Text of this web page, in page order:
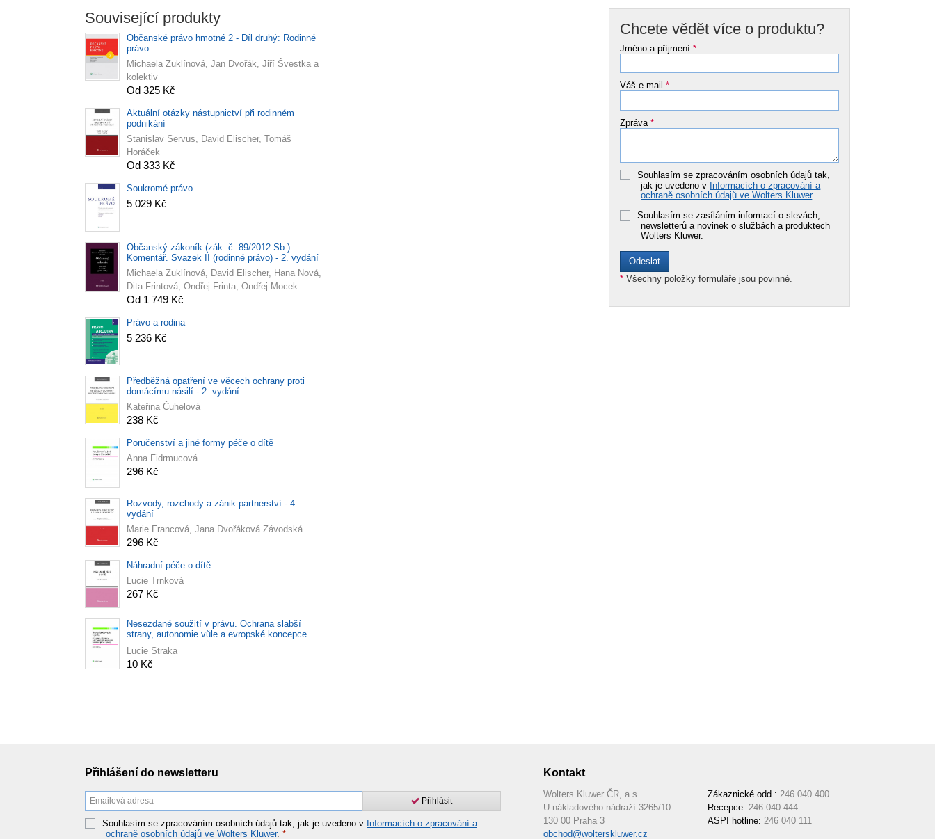
Související produkty
Občanské právo hmotné 2 - Díl druhý: Rodinné
právo.
Michaela Zuklínová, Jan Dvořák, Jiří Švestka a
kolektiv
Od 325 Kč
Aktuální otázky nástupnictví při rodinném
podnikání
Stanislav Servus, David Elischer, Tomáš
Horáček
Od 333 Kč
Soukromé právo
5 029 Kč
Občanský zákoník (zák. č. 89/2012 Sb.).
Komentář. Svazek II (rodinné právo) - 2. vydání
Michaela Zuklínová, David Elischer, Hana Nová,
Dita Frintová, Ondřej Frinta, Ondřej Mocek
Od 1 749 Kč
Právo a rodina
5 236 Kč
Předběžná opatření ve věcech ochrany proti
domácímu násilí - 2. vydání
Kateřina Čuhelová
238 Kč
Poručenství a jiné formy péče o dítě
Anna Fidrmucová
296 Kč
Rozvody, rozchody a zánik partnerství - 4.
vydání
Marie Francová, Jana Dvořáková Závodská
296 Kč
Náhradní péče o dítě
Lucie Trnková
267 Kč
Nesezdané soužití v právu. Ochrana slabší
strany, autonomie vůle a evropské koncepce
právní úpravy
Lucie Straka
10 Kč
Chcete vědět více o produktu?
Jméno a příjmení*
Váš e-mail*
Zpráva*
Souhlasím se zpracováním osobních údajů tak,
jak je uvedeno v Informacích o zpracování a
ochraně osobních údajů ve Wolters Kluwer.
Souhlasím se zasíláním informací o slevách,
newsletterů a novinek o službách a produktech
Wolters Kluwer.
* Všechny položky formuláře jsou povinné.
Přihlášení do newsletteru
Přihlásit
Souhlasím se zpracováním osobních údajů tak, jak je uvedeno v Informacích o zpracování a
ochraně osobních údajů ve Wolters Kluwer. *
Kontakt
Wolters Kluwer ČR, a.s.
U nákladového nádraží 3265/10
130 00 Praha 3
obchod@wolterskluwer.cz
Zákaznické odd.: 246 040 400
Recepce: 246 040 444
ASPI hotline: 246 040 111